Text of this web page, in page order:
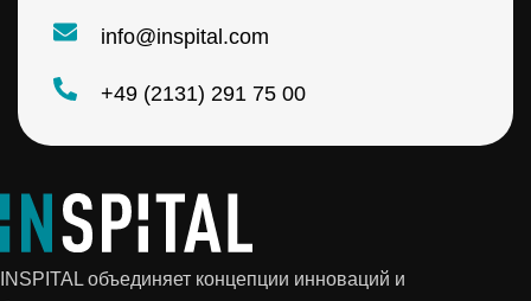
info@inspital.com
+49 (2131) 291 75 00
INSPITAL объединяет концепции инноваций и